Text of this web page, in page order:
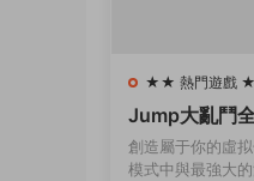
★★ 熱門遊戲
Jump大亂鬥
FORCE（
創造屬于你的虛
模式中與最強大